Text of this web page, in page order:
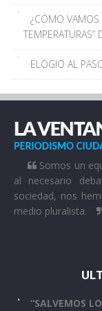
¿CÓMO VAMOS
TEMPERATURAS”
ELOGIO AL
Somos un
al necesario
sociedad, nos
medio pluralista.
“SALVEMOS